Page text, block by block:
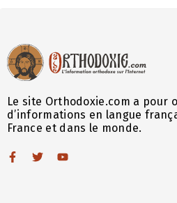
Le site Orthodoxie.com a pour
d’informations en langue
France et dans le monde.